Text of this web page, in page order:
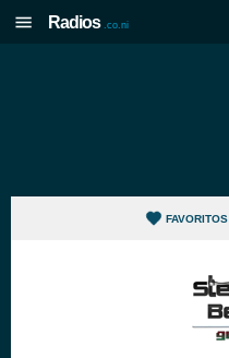
Radios .co.ni
FAVORITOS